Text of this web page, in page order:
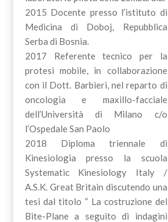
2015 Docente presso l’istituto di
Medicina di Doboj, Repubblica
Serba di Bosnia.
2017 Referente tecnico per la
protesi mobile, in collaborazione
con il Dott. Barbieri, nel reparto di
oncologia e maxillo-facciale
dell’Università di Milano c/o
l’Ospedale San Paolo
2018 Diploma triennale di
Kinesiologia presso la scuola
Systematic Kinesiology Italy /
A.S.K. Great Britain discutendo una
tesi dal titolo “ La costruzione del
Bite-Plane a seguito di indagini